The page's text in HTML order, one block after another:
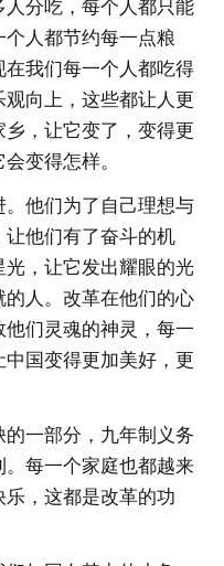
分吃，每个人都只能
人都节约每一点粮
我们每一个人都吃得
向上，这些都让人更
，让它变了，变得更
变得怎样。
他们为了自己理想与
他们有了奋斗的机
，让它发出耀眼的光
人。改革在他们的心
们灵魂的神灵，每一
国变得更加美好，更
一部分，九年制义务
每一个家庭也都越来
，这都是改革的功